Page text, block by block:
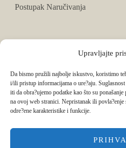
Upravljajte
Da bismo pružili najbolje iskustvo, koristimo
i/ili pristup informacijama o ure?aju.
iti da obra?ujemo podatke kao što su
na ovoj web stranici. Nepristanak ili povla?enje
odre?ene karakteristike i funkcije.
Postupak Naručivanja
Instagram
Tik Tok